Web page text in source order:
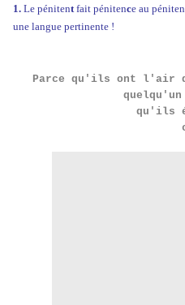
1. Le pénitent fait pénitence au péniten
une langue pertinente !
Parce qu'ils ont l'air
qu'ils